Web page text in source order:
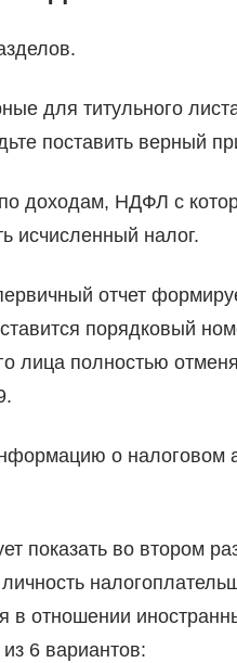
для титульного
поставить верный
доходам, НДФЛ с
исчисленный налог.
отчет
порядковый
лица полностью
о налоговом
показать во втором
в отношении
6 вариантов: